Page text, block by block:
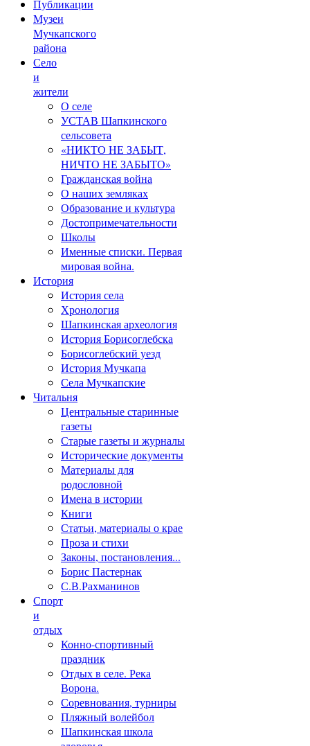
Публикации
Музеи
Мучкапского
района
Село
и
жители
О селе
УСТАВ Шапкинского
сельсовета
«НИКТО НЕ ЗАБЫТ,
НИЧТО НЕ ЗАБЫТО»
Гражданская война
О наших земляках
Образование и культура
Достопримечательности
Школы
Именные списки. Первая
мировая война.
История
История села
Хронология
Шапкинская археология
История Борисоглебска
Борисоглебский уезд
История Мучкапа
Села Мучкапские
Читальня
Центральные старинные
газеты
Старые газеты и журналы
Исторические документы
Материалы для
родословной
Имена в истории
Книги
Статьи, материалы о крае
Проза и стихи
Законы, постановления...
Борис Пастернак
С.В.Рахманинов
Спорт
и
отдых
Конно-спортивный
праздник
Отдых в селе. Река
Ворона.
Соревнования, турниры
Пляжный волейбол
Шапкинская школа